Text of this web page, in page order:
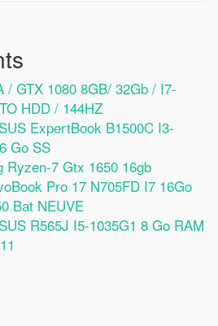
/ GTX 1080 8GB/ 32Gb / I7-
HDD / 144HZ
ExpertBook B1500C I3-
Go SS
Ryzen-7 Gtx 1650 16gb
Pro 17 N705FD I7 16Go
Bat NEUVE
R565J I5-1035G1 8 Go RAM